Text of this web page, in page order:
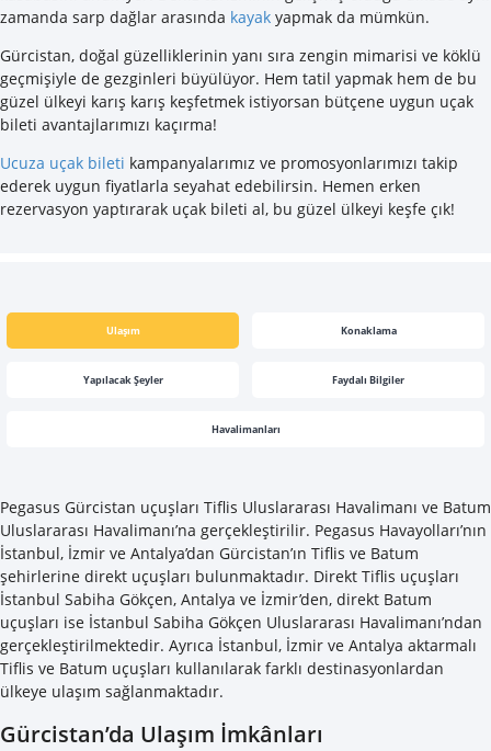
zamanda sarp dağlar arasında kayak yapmak da mümkün.
Gürcistan, doğal güzelliklerinin yanı sıra zengin mimarisi ve köklü
geçmişiyle de gezginleri büyülüyor. Hem tatil yapmak hem de bu
güzel ülkeyi karış karış keşfetmek istiyorsan bütçene uygun uçak
bileti avantajlarımızı kaçırma!
Ucuza uçak bileti kampanyalarımız ve promosyonlarımızı takip
ederek uygun fiyatlarla seyahat edebilirsin. Hemen erken
rezervasyon yaptırarak uçak bileti al, bu güzel ülkeyi keşfe çık!
Ulaşım Konaklama
Yapılacak Şeyler Faydalı Bilgiler
Havalimanları
Pegasus Gürcistan uçuşları Tiflis Uluslararası Havalimanı ve Batum
Uluslararası Havalimanı’na gerçekleştirilir. Pegasus Havayolları’nın
İstanbul, İzmir ve Antalya’dan Gürcistan’ın Tiflis ve Batum
şehirlerine direkt uçuşları bulunmaktadır. Direkt Tiflis uçuşları
İstanbul Sabiha Gökçen, Antalya ve İzmir’den, direkt Batum
uçuşları ise İstanbul Sabiha Gökçen Uluslararası Havalimanı’ndan
gerçekleştirilmektedir. Ayrıca İstanbul, İzmir ve Antalya aktarmalı
Tiflis ve Batum uçuşları kullanılarak farklı destinasyonlardan
ülkeye ulaşım sağlanmaktadır.
Gürcistan’da Ulaşım İmkânları